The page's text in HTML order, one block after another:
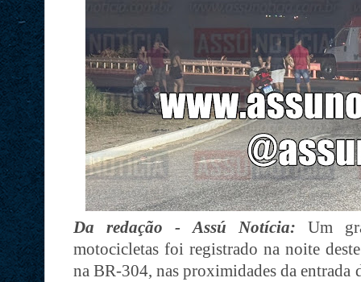
Da redação - Assú Notícia:Um
motocicletas foi registrado na noite
na BR-304, nas proximidades da entrada